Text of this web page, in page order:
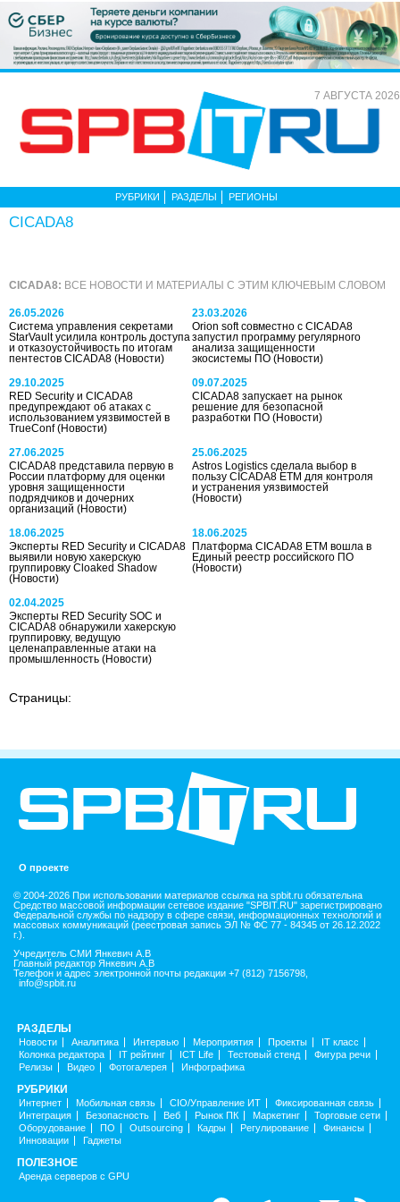
7 АВГУСТА 2026
РУБРИКИ РАЗДЕЛЫ РЕГИОНЫ
CICADA8
CICADA8: ВСЕ НОВОСТИ И МАТЕРИАЛЫ С ЭТИМ КЛЮЧЕВЫМ СЛОВОМ
26.05.2026
Система управления секретами
StarVault усилила контроль доступа
и отказоустойчивость по итогам
пентестов CICADA8 (Новости)
23.03.2026
Orion soft совместно с CICADA8
запустил программу регулярного
анализа защищенности
экосистемы ПО(Новости)
29.10.2025
RED Security и СICADA8
предупреждают об атаках с
использованием уязвимостей в
TrueConf(Новости)
09.07.2025
CICADA8 запускает на рынок
решение для безопасной
разработки ПО(Новости)
27.06.2025
CICADA8 представила первую в
России платформу для оценки
уровня защищенности
подрядчиков и дочерних
организаций (Новости)
25.06.2025
Astros Logistics сделала выбор в
пользу CICADA8 ETM для контроля
и устранения уязвимостей
(Новости)
18.06.2025
Эксперты RED Security и CICADA8
выявили новую хакерскую
группировку Cloaked Shadow
(Новости)
18.06.2025
Платформа CICADA8 ETM вошла в
Единый реестр российского ПО
(Новости)
02.04.2025
Эксперты RED Security SOC и
CICADA8 обнаружили хакерскую
группировку, ведущую
целенаправленные атаки на
промышленность (Новости)
Страницы:
О проекте
© 2004-2026 При использовании материалов ссылка на spbit.ru обязательна
Средство массовой информации сетевое издание "SPBIT.RU" зарегистрировано
Федеральной службы по надзору в сфере связи, информационных технологий и
массовых коммуникаций (реестровая запись ЭЛ № ФС 77 - 84345 от 26.12.2022
г.).
Учредитель СМИ Янкевич А.В
Главный редактор Янкевич А.В
Телефон и адрес электронной почты редакции +7 (812) 7156798,
info@spbit.ru
РАЗДЕЛЫ
Новости Аналитика Интервью Мероприятия Проекты
IT класс
Колонка редактора
IT рейтинг ICT Life Тестовый стенд
Фигура речи
Релизы
Видео Фотогалерея Инфографика
РУБРИКИ
Интернет Мобильная связь CIO/Управление ИТ
Фиксированная связь
Интеграция
Безопасность Веб Рынок ПК Маркетинг
Торговые сети
Оборудование
ПО Outsourcing Кадры Регулирование
Финансы
Инновации
Гаджеты
ПОЛЕЗНОЕ
Аренда серверов с GPU